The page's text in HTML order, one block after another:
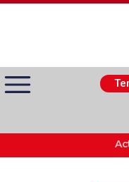
Actualidad Minera